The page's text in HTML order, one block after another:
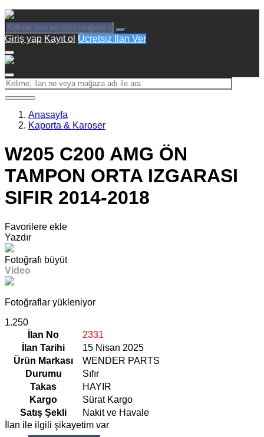
Giriş yap Kayıt ol Ücretsiz İlan Ver
Anasayfa
Kaporta & Karoser
W205 C200 AMG ÖN
TAMPON ORTA IZGARASI
SIFIR 2014-2018
Favorilere ekle
Yazdır
Fotoğrafı büyüt
Video
Fotoğraflar yükleniyor
1.250
İlan No
2331
İlan Tarihi
15 Nisan 2025
Ürün Markası
WENDER PARTS
Durumu
Sıfır
Takas
HAYIR
Kargo
Sürat Kargo
Satış Şekli
Nakit ve Havale
İlan ile ilgili şikayetim var